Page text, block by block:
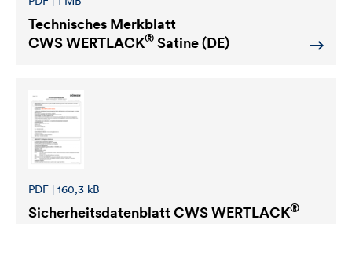
Technisches Merkblatt
CWS WERTLACK® Satine (DE)
PDF | 160,3 kB
SicherheitsdatenblattCWS WERTLACK®